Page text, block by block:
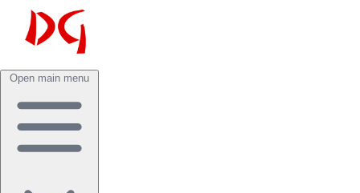
Open main menu